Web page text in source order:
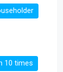
10 times